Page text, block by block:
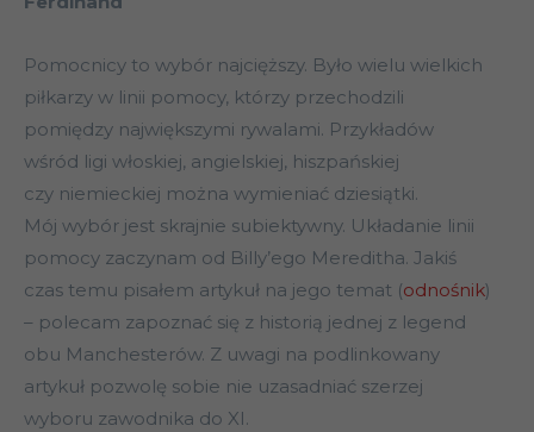
Pomocnicy to wybór najcięższy. Było wielu wielkich
piłkarzy w linii pomocy, którzy przechodzili
pomiędzy największymi rywalami. Przykładów
wśród ligi włoskiej, angielskiej, hiszpańskiej
czy niemieckiej można wymieniać dziesiątki.
Mój wybór jest skrajnie subiektywny. Układanie linii
pomocy zaczynam od Billy’ego Mereditha. Jakiś
czas temu pisałem artykuł na jego temat (odnośnik)
– polecam zapoznać się z historią jednej z legend
obu Manchesterów. Z uwagi na podlinkowany
artykuł pozwolę sobie nie uzasadniać szerzej
wyboru zawodnika do XI.